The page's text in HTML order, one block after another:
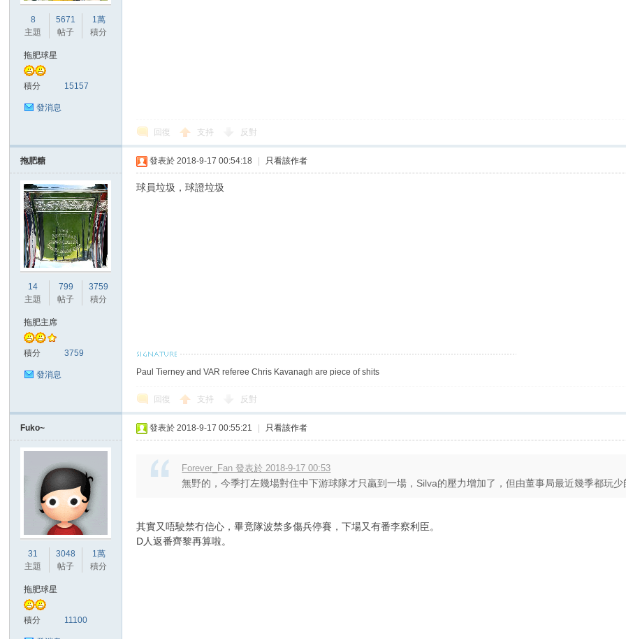
8
主題
5671
帖子
1萬
積分
拖肥球星
積分 15157
發消息
回復 支持 反對
拖肥糖
14
主題
799
帖子
3759
積分
拖肥主席
積分 3759
發消息
發表於 2018-9-17 00:54:18 只看該作者
球員垃圾，球證垃圾
Paul Tierney and VAR referee Chris Kavanagh are piece of shits
回復 支持 反對
Fuko~
31
主題
3048
帖子
1萬
積分
拖肥球星
積分 11100
發表於 2018-9-17 00:55:21 只看該作者
Forever_Fan 發表於 2018-9-17 00:53
無野的，今季打左幾場對住中下游球隊才只贏到一場，Silva的壓力增加了，但由董事局最近幾季都玩少
其實又唔駛禁冇信心，畢竟隊波禁多傷兵停賽，下場又有番李察利臣。
D人返番齊黎再算啦。